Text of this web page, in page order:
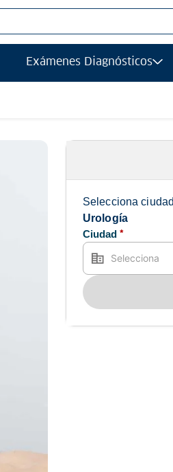
Exámenes Diagnósticos
Selecciona
Urología
Ciudad *